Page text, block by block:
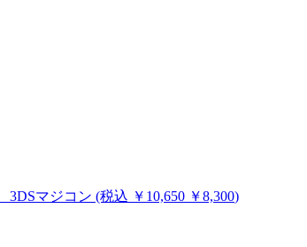
3DSマジコン (税込 ￥10,650 ￥8,300)